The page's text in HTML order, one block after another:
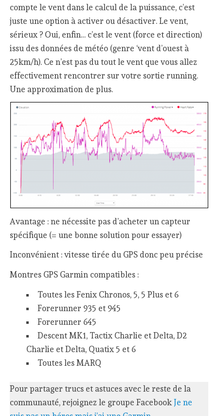
compte le vent dans le calcul de la puissance, c’est
juste une option à activer ou désactiver. Le vent,
sérieux ? Oui, enfin… c’est le vent (force et direction)
issu des données de météo (genre ‘vent d’ouest à
25km/h). Ce n’est pas du tout le vent que vous allez
effectivement rencontrer sur votre sortie running.
Une approximation de plus.
Avantage : ne nécessite pas d’acheter un capteur
spécifique (= une bonne solution pour essayer)
Inconvénient : vitesse tirée du GPS donc peu précise
Montres GPS Garmin compatibles :
Toutes les Fenix Chronos, 5, 5 Plus et 6
Forerunner 935 et 945
Forerunner 645
Descent MK1, Tactix Charlie et Delta, D2
Charlie et Delta, Quatix 5 et 6
Toutes les MARQ
Pour partager trucs et astuces avec le reste de la
communauté, rejoignez le groupe FacebookJe ne